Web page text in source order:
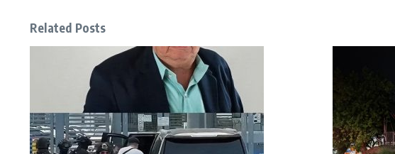
Related Posts